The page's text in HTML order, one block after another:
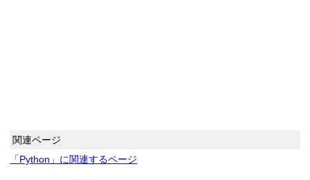
関連ページ
「Python」に関連するページ